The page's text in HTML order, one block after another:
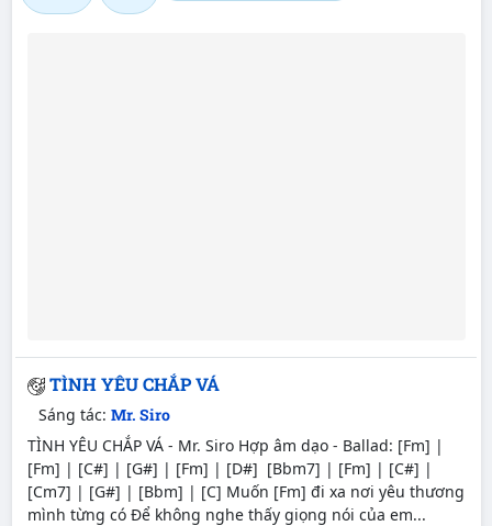
TÌNH YÊU CHẮP VÁ
Sáng tác: Mr. Siro
TÌNH YÊU CHẮP VÁ - Mr. Siro Hợp âm dạo - Ballad: [Fm] |
[Fm] | [C#] | [G#] | [Fm] | [D#] [Bbm7] | [Fm] | [C#] |
[Cm7] | [G#] | [Bbm] | [C] Muốn [Fm] đi xa nơi yêu thương
mình từng có Để không nghe thấy giọng nói của em...